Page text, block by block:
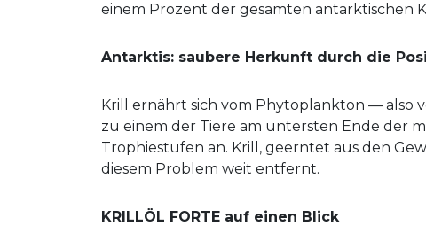
einem Prozent der gesamten antarktischen
Antarktis: saubere Herkunft durch die
Krill ernährt sich vom Phytoplankton — also
zu einem der Tiere am untersten Ende der
Trophiestufen an. Krill, geerntet aus den
diesem Problem weit entfernt.
KRILLÖL FORTE auf einen Blick